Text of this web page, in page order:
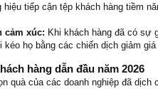
tiếp cận tệp khách hàng tiềm
cảm xúc: Khi khách hàng đã có sự
kéo họ bằng các chiến dịch giảm
hàng dẫn đầu năm 2026
quà của các doanh nghiệp đã